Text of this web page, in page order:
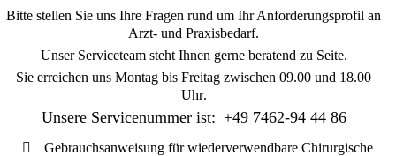
Bitte stellen Sie uns Ihre Fragen rund um Ihr Anforderungsprofil an
Arzt- und Praxisbedarf.
Unser Serviceteam steht Ihnen gerne beratend zu Seite.
Sie erreichen uns Montag bis Freitag zwischen 09.00 und 18.00
Uhr.
Unsere Servicenummer ist: +49 7462-94 44 86
Gebrauchsanweisung für wiederverwendbare Chirurgische